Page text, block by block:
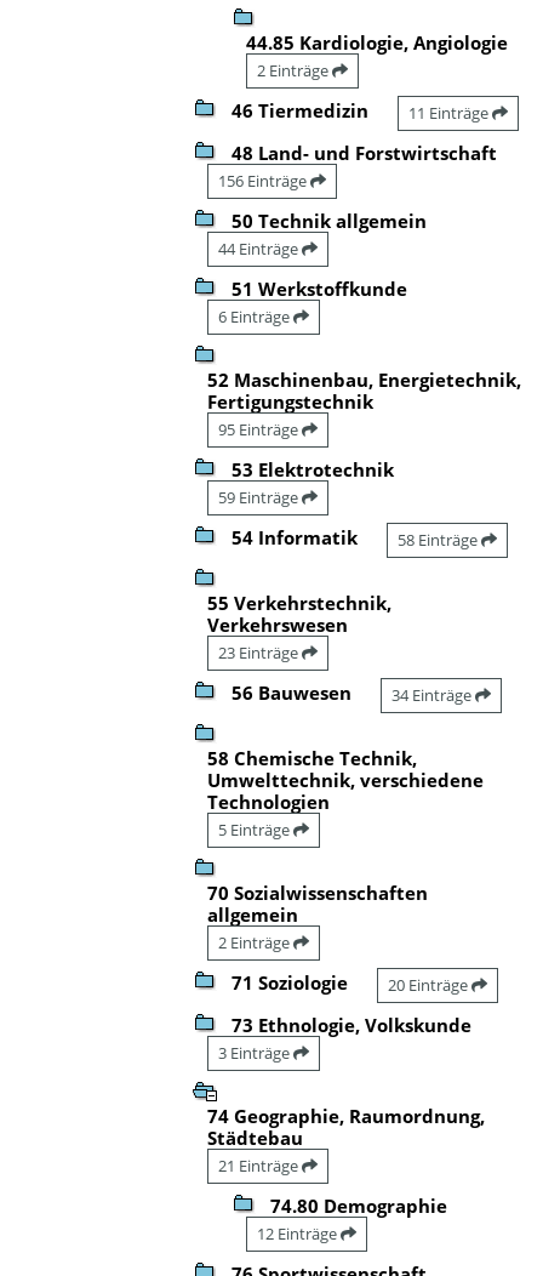
44.85 Kardiologie, Angiologie
2 Einträge
46 Tiermedizin 11 Einträge
48 Land- und Forstwirtschaft
156 Einträge
50 Technik allgemein
44 Einträge
51 Werkstoffkunde
6 Einträge
52 Maschinenbau, Energietechnik,
Fertigungstechnik
95 Einträge
53 Elektrotechnik
59 Einträge
54 Informatik 58 Einträge
55 Verkehrstechnik,
Verkehrswesen
23 Einträge
56 Bauwesen 34 Einträge
58 Chemische Technik,
Umwelttechnik, verschiedene
Technologien
5 Einträge
70 Sozialwissenschaften
allgemein
2 Einträge
71 Soziologie 20 Einträge
73 Ethnologie, Volkskunde
3 Einträge
74 Geographie, Raumordnung,
Städtebau
21 Einträge
74.80 Demographie
12 Einträge